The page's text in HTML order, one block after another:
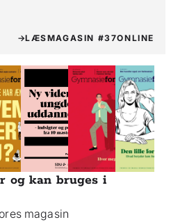
LÆSMAGASIN #37ONLINE
og kan bruges i
magasin